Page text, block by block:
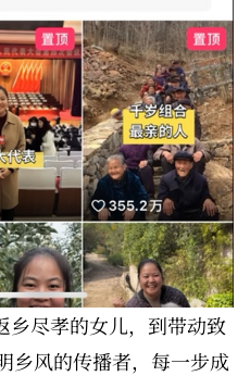
乡尽孝的女儿，到带动致
风的传播者，每一步成